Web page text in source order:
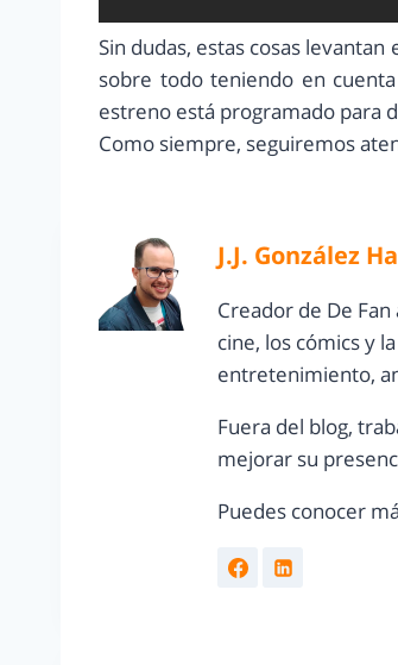
Sin dudas, estas cosas
sobre todo teniendo en
estreno está programado para
Como siempre, seguiremos
J.J. González
Creador de De
cine, los cómics y
entretenimiento,
Fuera del blog,
mejorar su
Puedes conocer